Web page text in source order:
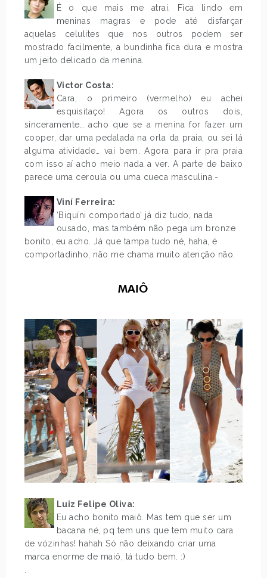
É o que mais me atrai. Fica lindo em
meninas magras e pode até disfarçar
aquelas celulites que nos outros podem ser
mostrado facilmente, a bundinha fica dura e mostra
um jeito delicado da menina.
Victor Costa:
Cara, o primeiro (vermelho) eu achei
esquisitaço! Agora os outros dois,
sinceramente… acho que se a menina for fazer um
cooper, dar uma pedalada na orla da praia, ou sei lá
alguma atividade… vai bem. Agora para ir pra praia
com isso aí acho meio nada a ver. A parte de baixo
parece uma ceroula ou uma cueca masculina.-
Viní Ferreira:
‘Biquíni comportado’ já diz tudo, nada
ousado, mas também não pega um bronze
bonito, eu acho. Já que tampa tudo né, haha, é
comportadinho, não me chama muito atenção não.
MAIÔ
Luiz Felipe Oliva:
Eu acho bonito maiô. Mas tem que ser um
bacana né, pq tem uns que tem muito cara
de vózinhas! hahah Só não deixando criar uma
marca enorme de maiô, tá tudo bem. :)